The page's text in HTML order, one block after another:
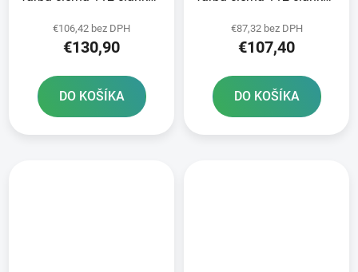
RIVET
€106,42 bez DPH
€130,90
DO KOŠÍKA
RIVET
€87,32 bez DPH
€107,40
DO KOŠÍKA